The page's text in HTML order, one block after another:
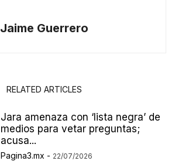
Jaime Guerrero
RELATED ARTICLES
Jara amenaza con ‘lista negra’ de
medios para vetar preguntas;
acusa...
Pagina3.mx - 22/07/2026